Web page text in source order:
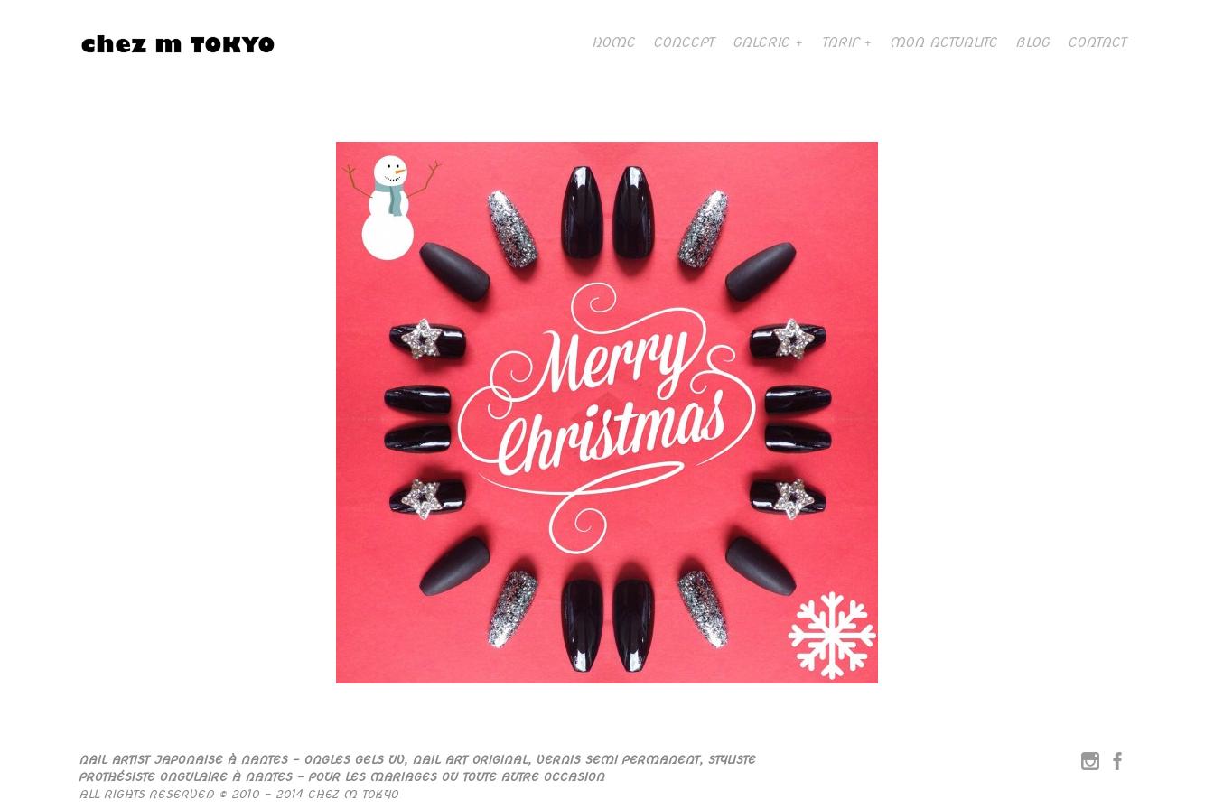
HOME CONCEPT GALERIE TARIF MON ACTUALITE BLOG CONTACT
NAIL ARTIST JAPONAISE À NANTES – ONGLES GELS UV, NAIL ART ORIGINAL, VERNIS SEMI PERMANENT, STYLISTE
PROTHÉSISTE ONGULAIRE À NANTES – POUR LES MARIAGES OU TOUTE AUTRE OCCASION
ALL RIGHTS RESERVED © 2010 – 2014 CHEZ M TOKYO